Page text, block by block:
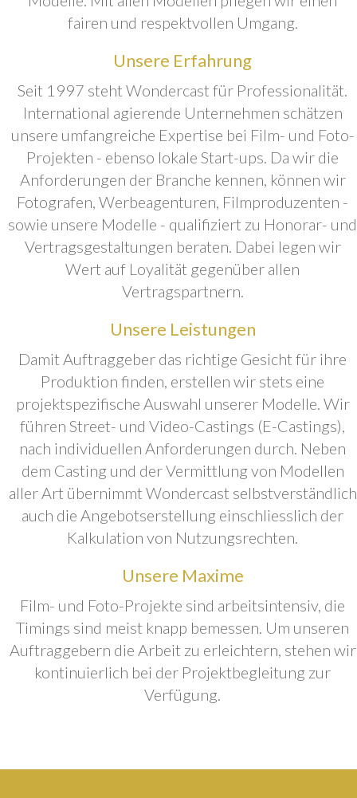
fairen und respektvollen Umgang.
Unsere Erfahrung
Seit 1997 steht Wondercast für Professionalität.
International agierende Unternehmen schätzen
unsere umfangreiche Expertise bei Film- und Foto-
Projekten - ebenso lokale Start-ups. Da wir die
Anforderungen der Branche kennen, können wir
Fotografen, Werbeagenturen, Filmproduzenten -
sowie unsere Modelle - qualifiziert zu Honorar- und
Vertragsgestaltungen beraten. Dabei legen wir
Wert auf Loyalität gegenüber allen
Vertragspartnern.
Unsere Leistungen
Damit Auftraggeber das richtige Gesicht für ihre
Produktion finden, erstellen wir stets eine
projektspezifische Auswahl unserer Modelle. Wir
führen Street- und Video-Castings (E-Castings),
nach individuellen Anforderungen durch. Neben
dem Casting und der Vermittlung von Modellen
aller Art übernimmt Wondercast selbstverständlich
auch die Angebotserstellung einschliesslich der
Kalkulation von Nutzungsrechten.
Unsere Maxime
Film- und Foto-Projekte sind arbeitsintensiv, die
Timings sind meist knapp bemessen. Um unseren
Auftraggebern die Arbeit zu erleichtern, stehen wir
kontinuierlich bei der Projektbegleitung zur
Verfügung.